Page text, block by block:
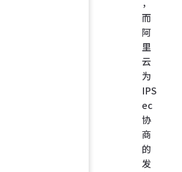
而
阿
里
云
为
IPS
ec
协
商
的
发